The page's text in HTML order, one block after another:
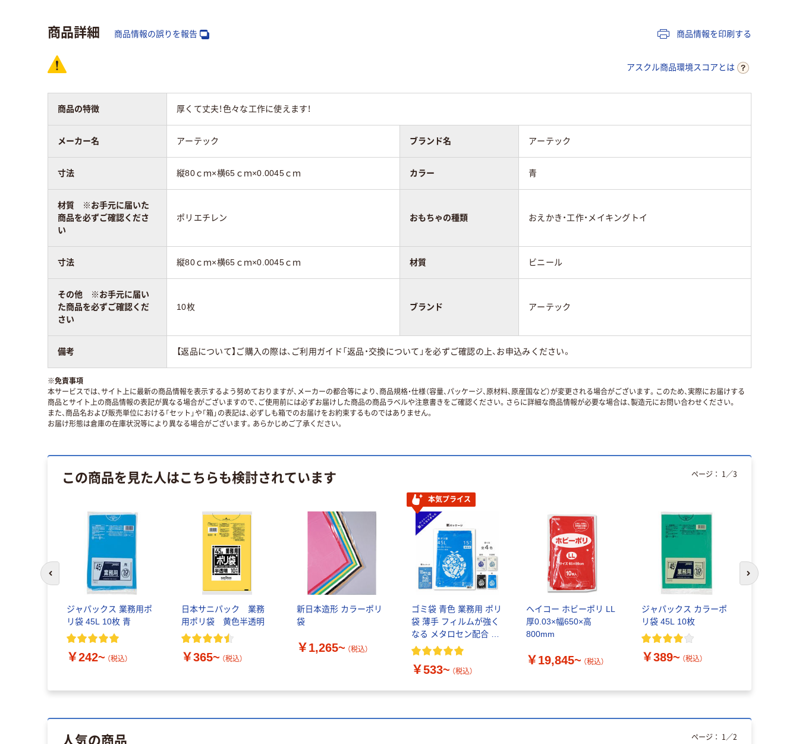
商品詳細 商品情報の誤りを報告 商品情報を印刷する
アスクル商品環境スコアとは
商品の特徴 厚くて丈夫！色々な工作に使えます！
メーカー名 アーテック ブランド名 アーテック
寸法 縦80ｃｍ×横65ｃｍ×0.0045ｃｍ カラー 青
材質 ※お手元に届いた
商品を必ずご確認くださ
い
ポリエチレン おもちゃの種類 おえかき・工作・メイキングトイ
寸法 縦80ｃｍ×横65ｃｍ×0.0045ｃｍ 材質 ビニール
その他 ※お手元に届い
た商品を必ずご確認くだ
さい
10枚 ブランド アーテック
備考 【返品について】ご購入の際は、ご利用ガイド「返品・交換について」を必ずご確認の上、お申込みください。
※免責事項
本サービスでは、サイト上に最新の商品情報を表示するよう努めておりますが、メーカーの都合等により、商品規格・仕様（容量、パッケージ、原材料、原産国など）が変更される場合がございます。このため、実際にお届けする
商品とサイト上の商品情報の表記が異なる場合がございますので、ご使用前には必ずお届けした商品の商品ラベルや注意書きをご確認ください。さらに詳細な商品情報が必要な場合は、製造元にお問い合わせください。
また、商品名および販売単位における「セット」や「箱」の表記は、必ずしも箱でのお届けをお約束するものではありません。
お届け形態は倉庫の在庫状況等により異なる場合がございます。あらかじめご了承ください。
この商品を見た人はこちらも検討されています
ジャパックス 業務用ポ
リ袋 45L 10枚 青
￥242~ （税込）
日本サニパック 業務
用ポリ袋 黄色半透明
￥365~ （税込）
新日本造形 カラーポリ
袋
￥1,265~ （税込）
本気プライス
ゴミ袋 青色 業務用 ポリ
袋 薄手 フィルムが強く
なる メタロセン配合 伊
藤忠リーテイルリンク
￥533~ （税込）
ヘイコー ホビーポリ LL
厚0.03×幅650×高
800mm
￥19,845~ （税込）
ジャパックス カラーポ
リ袋 45L 10枚
￥389~ （税込）
ページ： 1 ／3
前のスライドへ 次のスライド
人気の商品 ページ： 1 ／2